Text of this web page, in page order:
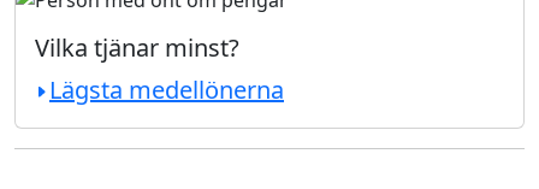
Vilka tjänar minst?
Lägsta medellönerna